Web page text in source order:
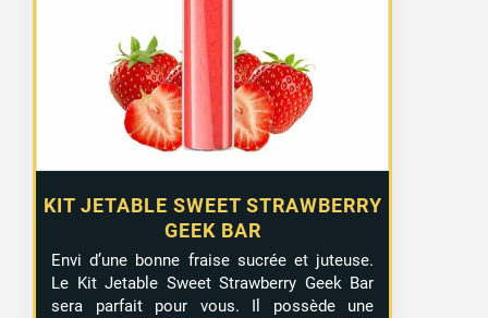
KIT JETABLE SWEET STRAWBERRY
GEEK BAR
Envi d’une bonne fraise sucrée et juteuse.
Le Kit Jetable Sweet Strawberry Geek Bar
sera parfait pour vous. Il possède une